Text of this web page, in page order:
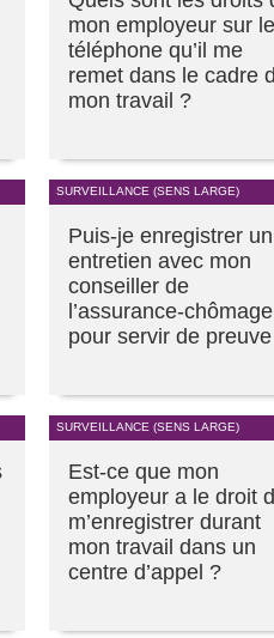
mon employeur sur le
téléphone qu’il me
remet dans le cadre
mon travail ?
SURVEILLANCE (SENS LARGE)
Puis-je enregistrer un
entretien avec mon
conseiller de
l’assurance-chômage
pour servir de
SURVEILLANCE (SENS LARGE)
Est-ce que mon
employeur a le droit
m’enregistrer durant
mon travail dans un
centre d’appel ?